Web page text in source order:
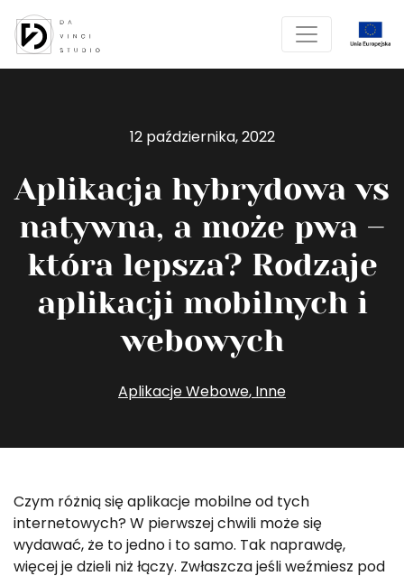
12 października, 2022
Aplikacja hybrydowa vs
natywna, a może pwa –
która lepsza? Rodzaje
aplikacji mobilnych i
webowych
Aplikacje Webowe, Inne
Czym różnią się aplikacje mobilne od tych
internetowych? W pierwszej chwili może się
wydawać, że to jedno i to samo. Tak naprawdę,
więcej je dzieli niż łączy. Zwłaszcza jeśli weźmiesz pod